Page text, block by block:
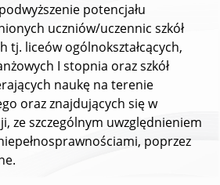
potencjału
uczniów/uczennic szkół
tj. liceów ogólnokształcących,
I stopnia oraz szkół
naukę na terenie
oraz znajdujących się w
ze szczególnym uwzględnieniem
poprzez